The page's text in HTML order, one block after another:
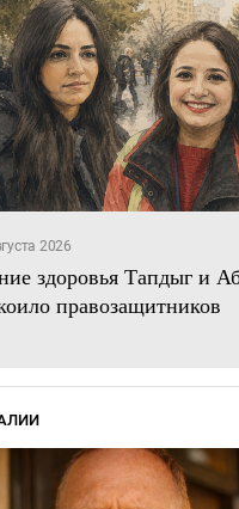
2026
здоровья Тапдыг и
правозащитников